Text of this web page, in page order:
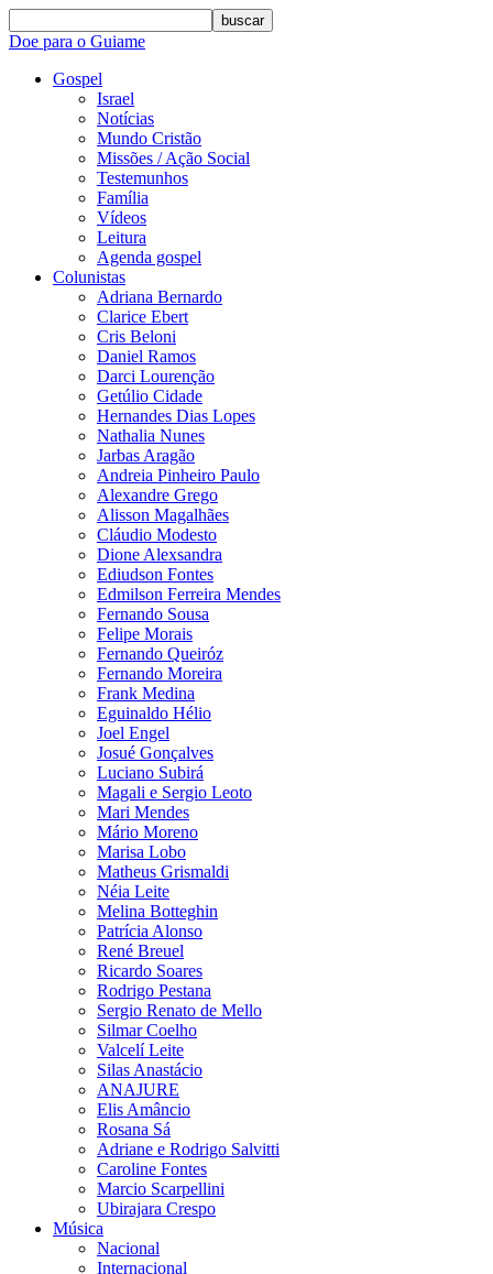
buscar
Doe para o Guiame
Gospel
Israel
Notícias
Mundo Cristão
Missões / Ação Social
Testemunhos
Família
Vídeos
Leitura
Agenda gospel
Colunistas
Adriana Bernardo
Clarice Ebert
Cris Beloni
Daniel Ramos
Darci Lourenção
Getúlio Cidade
Hernandes Dias Lopes
Nathalia Nunes
Jarbas Aragão
Andreia Pinheiro Paulo
Alexandre Grego
Alisson Magalhães
Cláudio Modesto
Dione Alexsandra
Ediudson Fontes
Edmilson Ferreira Mendes
Fernando Sousa
Felipe Morais
Fernando Queiróz
Fernando Moreira
Frank Medina
Eguinaldo Hélio
Joel Engel
Josué Gonçalves
Luciano Subirá
Magali e Sergio Leoto
Mari Mendes
Mário Moreno
Marisa Lobo
Matheus Grismaldi
Néia Leite
Melina Botteghin
Patrícia Alonso
René Breuel
Ricardo Soares
Rodrigo Pestana
Sergio Renato de Mello
Silmar Coelho
Valcelí Leite
Silas Anastácio
ANAJURE
Elis Amâncio
Rosana Sá
Adriane e Rodrigo Salvitti
Caroline Fontes
Marcio Scarpellini
Ubirajara Crespo
Música
Nacional
Internacional